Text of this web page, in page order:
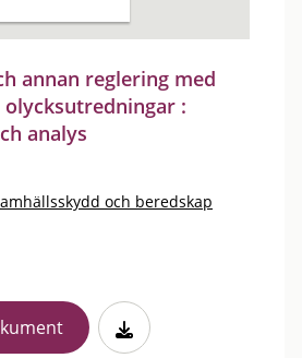
annan reglering med
:
analys
och beredskap